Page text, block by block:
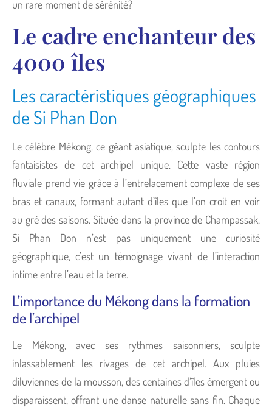
un rare moment de sérénité?
Le cadre enchanteur des
4000 îles
Les caractéristiques géographiques
de Si Phan Don
Le célèbre Mékong, ce géant asiatique, sculpte les contours
fantaisistes de cet archipel unique. Cette vaste région
fluviale prend vie grâce à l’entrelacement complexe de ses
bras et canaux, formant autant d’îles que l’on croit en voir
au gré des saisons. Située dans la province de Champassak,
Si Phan Don n’est pas uniquement une curiosité
géographique, c’est un témoignage vivant de l’interaction
intime entre l’eau et la terre.
L’importance du Mékong dans la formation
de l’archipel
Le Mékong, avec ses rythmes saisonniers, sculpte
inlassablement les rivages de cet archipel. Aux pluies
diluviennes de la mousson, des centaines d’îles émergent ou
disparaissent, offrant une danse naturelle sans fin. Chaque